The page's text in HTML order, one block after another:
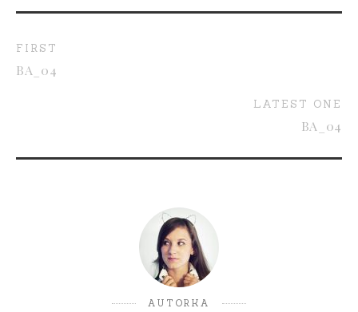
FIRST
BA_04
LATEST ONE
BA_04
AUTORKA